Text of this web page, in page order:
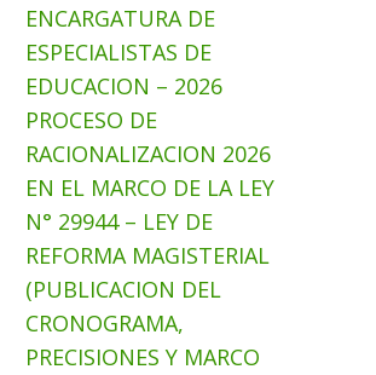
ENCARGATURA DE
ESPECIALISTAS DE
EDUCACION – 2026
PROCESO DE
RACIONALIZACION 2026
EN EL MARCO DE LA LEY
N° 29944 – LEY DE
REFORMA MAGISTERIAL
(PUBLICACION DEL
CRONOGRAMA,
PRECISIONES Y MARCO